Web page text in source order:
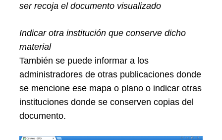
ser recoja el documento visualizado
Indicar otra institución que conserve dicho
material
También se puede informar a los
administradores de otras publicaciones donde
se mencione ese mapa o plano o indicar otras
instituciones donde se conserven copias del
documento.